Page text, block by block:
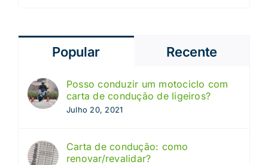
Popular Recente
Posso conduzir um motociclo com
carta de condução de ligeiros?
Julho 20, 2021
Carta de condução: como
renovar/revalidar?